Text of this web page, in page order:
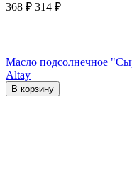
368 ₽ 314 ₽
Масло подсолнечное
Altay
В корзину